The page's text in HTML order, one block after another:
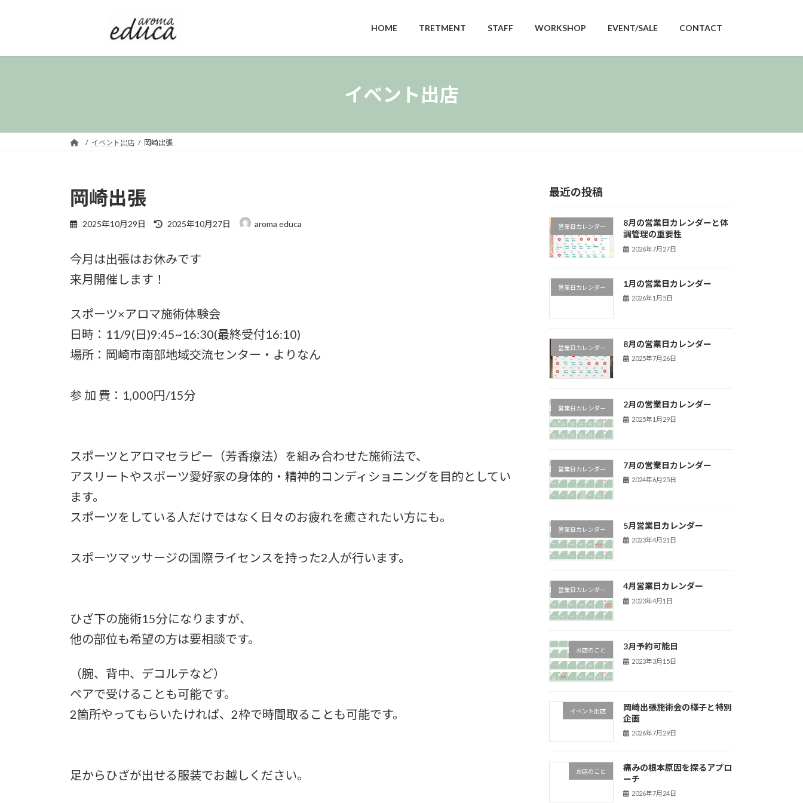
プ
動
HOME TRETMENT STAFF WORKSHOP EVENT/SALE CONTACT
イベント出店
イベント出店 岡崎出張
岡崎出張
2025年10月29日
最
新
2025年10月27日 aroma educa
今月は出張はお休みです
来月開催します！
スポーツ×アロマ施術体験会
日時：11/9(日)9:45~16:30(最終受付16:10)
場所：岡崎市南部地域交流センター・よりなん
参 加 費：1,000円/15分
スポーツとアロマセラピー（芳香療法）を組み合わせた施術法で、
アスリートやスポーツ愛好家の身体的・精神的コンディショニングを目的としてい
ます。
スポーツをしている人だけではなく日々のお疲れを癒されたい方にも。
スポーツマッサージの国際ライセンスを持った2人が行います。
ひざ下の施術15分になりますが、
他の部位も希望の方は要相談です。
（腕、背中、デコルテなど）
ペアで受けることも可能です。
2箇所やってもらいたければ、2枠で時間取ることも可能です。
足からひざが出せる服装でお越しください。
最近の投稿
営業日カレンダー
8月の営業日カレンダーと体
調管理の重要性
2026年7月27日
営業日カレンダー 1月の営業日カレンダー
2026年1月5日
営業日カレンダー 8月の営業日カレンダー
2025年7月26日
営業日カレンダー 2月の営業日カレンダー
2025年1月29日
営業日カレンダー 7月の営業日カレンダー
2024年6月25日
営業日カレンダー 5月営業日カレンダー
2023年4月21日
営業日カレンダー 4月営業日カレンダー
2023年4月1日
お店のこと 3月予約可能日
2023年3月15日
イベント出店
岡崎出張施術会の様子と特別
企画
2026年7月29日
お店のこと
痛みの根本原因を探るアプロ
ーチ
2026年7月24日